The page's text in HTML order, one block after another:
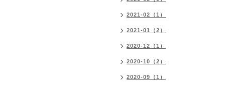
2021-02（1）
2021-01（2）
2020-12（1）
2020-10（2）
2020-09（1）